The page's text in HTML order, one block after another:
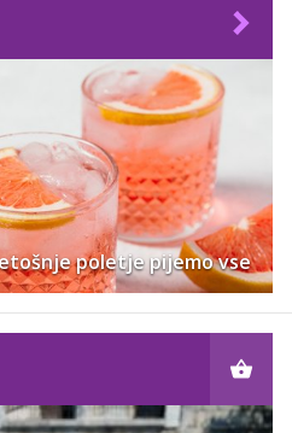
poletje pijemo vse